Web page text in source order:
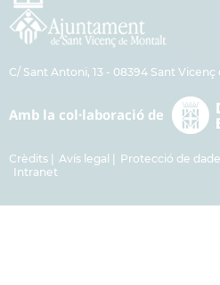
C/ Sant Antoni, 13 - 08394 Sant Vicenç
Crèdits Avís legal Protecció de
Intranet